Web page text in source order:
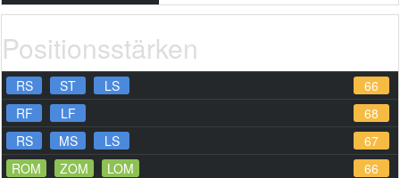
Positionsstärken
RS ST LS
66
RF
LF
68
RS
MS LS
67
ROM
ZOM LOM
66